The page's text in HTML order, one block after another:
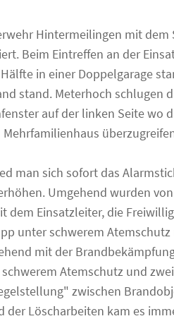
Hintermeilingen mit dem
Beim Eintreffen an der
in einer Doppelgarage
stand. Meterhoch schlugen
auf der linken Seite wo
man sich sofort das
Umgehend wurden
dem Einsatzleiter, die
unter schwerem
mit der
Atemschutz und
zwischen
der Löscharbeiten kam es